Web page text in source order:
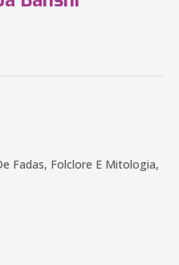
Fadas, Folclore E Mitologia,